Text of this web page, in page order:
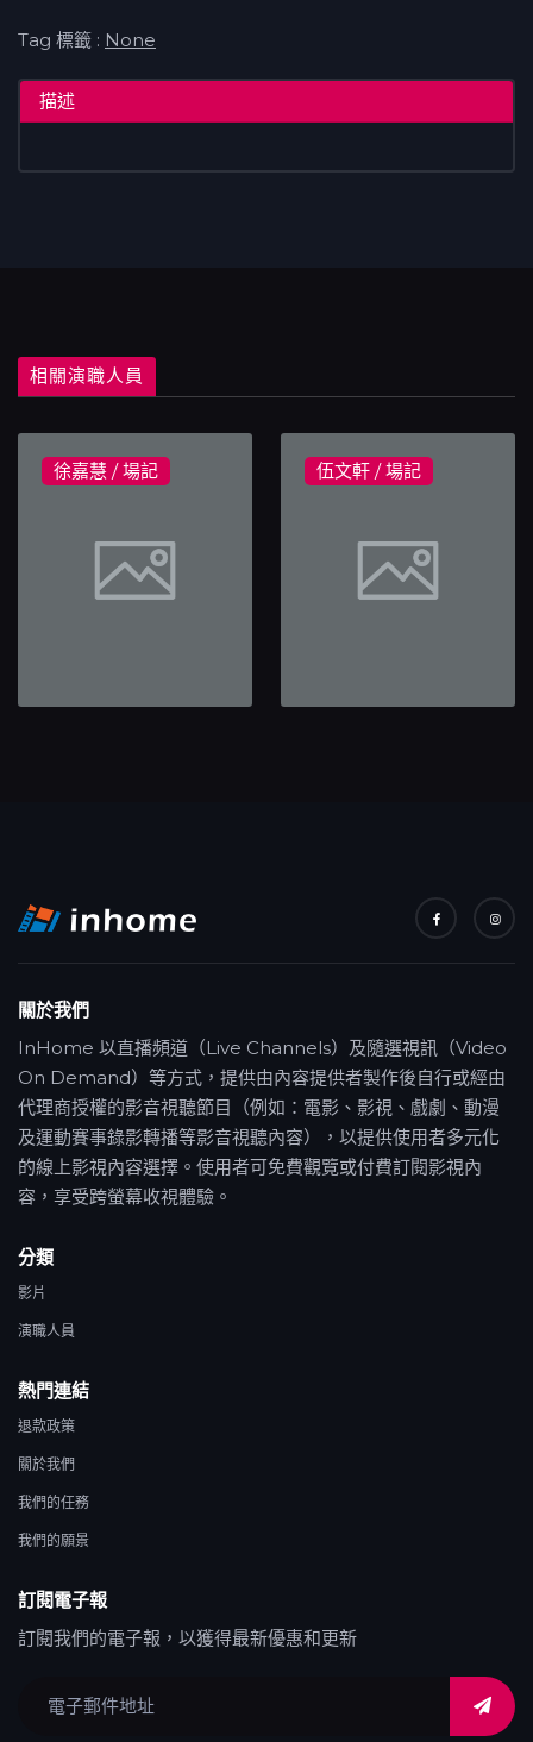
Tag 標籤 : None
描述
相關演職人員
徐嘉慧 / 場記 伍文軒 / 場記
關於我們
InHome 以直播頻道（Live Channels）及隨選視訊（Video
On Demand）等方式，提供由內容提供者製作後自行或經由
代理商授權的影音視聽節目（例如：電影、影視、戲劇、動漫
及運動賽事錄影轉播等影音視聽內容），以提供使用者多元化
的線上影視內容選擇。使用者可免費觀覽或付費訂閱影視內
容，享受跨螢幕收視體驗。
分類
影片
演職人員
熱門連結
退款政策
關於我們
我們的任務
我們的願景
訂閱電子報
訂閱我們的電子報，以獲得最新優惠和更新